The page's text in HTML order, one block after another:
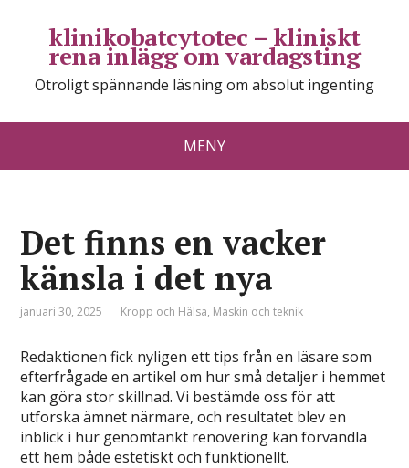
klinikobatcytotec – kliniskt
rena inlägg om vardagsting
Otroligt spännande läsning om absolut ingenting
MENY
Det finns en vacker
känsla i det nya
januari 30, 2025 Kropp och Hälsa, Maskin och teknik
Redaktionen fick nyligen ett tips från en läsare som
efterfrågade en artikel om hur små detaljer i hemmet
kan göra stor skillnad. Vi bestämde oss för att
utforska ämnet närmare, och resultatet blev en
inblick i hur genomtänkt renovering kan förvandla
ett hem både estetiskt och funktionellt.